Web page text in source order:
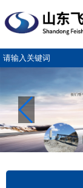
站
首
司
简
品
展
闻
中
程
案
决
方
业
文
系
我